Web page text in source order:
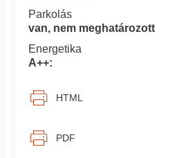
Parkolás
van, nem meghatározott
Energetika
A++:
HTML
PDF